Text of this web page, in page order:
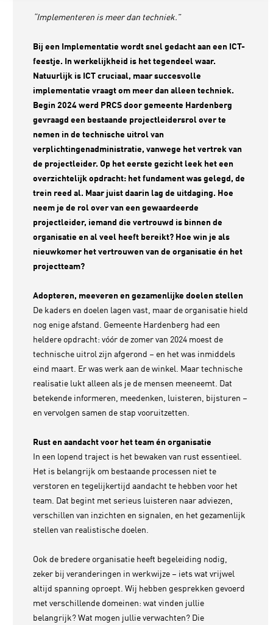
“Implementeren is meer dan techniek.”
Bij een Implementatie wordt snel gedacht aan een ICT-
feestje. In werkelijkheid is het tegendeel waar.
Natuurlijk is ICT cruciaal, maar succesvolle
implementatie vraagt om meer dan alleen techniek.
Begin 2024 werd PRCS door gemeente Hardenberg
gevraagd een bestaande projectleidersrol over te
nemen in de technische uitrol van
verplichtingenadministratie, vanwege het vertrek van
de projectleider. Op het eerste gezicht leek het een
overzichtelijk opdracht: het fundament was gelegd, de
trein reed al. Maar juist daarin lag de uitdaging. Hoe
neem je de rol over van een gewaardeerde
projectleider, iemand die vertrouwd is binnen de
organisatie en al veel heeft bereikt? Hoe win je als
nieuwkomer het vertrouwen van de organisatie én het
projectteam?
Adopteren, meeveren en gezamenlijke doelen stellen
De kaders en doelen lagen vast, maar de organisatie hield
nog enige afstand. Gemeente Hardenberg had een
heldere opdracht: vóór de zomer van 2024 moest de
technische uitrol zijn afgerond – en het was inmiddels
eind maart. Er was werk aan de winkel. Maar technische
realisatie lukt alleen als je de mensen meeneemt. Dat
betekende informeren, meedenken, luisteren, bijsturen –
en vervolgen samen de stap vooruitzetten.
Rust en aandacht voor het team én organisatie
In een lopend traject is het bewaken van rust essentieel.
Het is belangrijk om bestaande processen niet te
verstoren en tegelijkertijd aandacht te hebben voor het
team. Dat begint met serieus luisteren naar adviezen,
verschillen van inzichten en signalen, en het gezamenlijk
stellen van realistische doelen.
Ook de bredere organisatie heeft begeleiding nodig,
zeker bij veranderingen in werkwijze – iets wat vrijwel
altijd spanning oproept. Wij hebben gesprekken gevoerd
met verschillende domeinen: wat vinden jullie
belangrijk? Wat mogen jullie verwachten? Die